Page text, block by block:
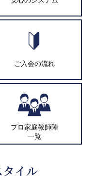
ご入会の流れ
プロ家庭教師陣
一覧
イル